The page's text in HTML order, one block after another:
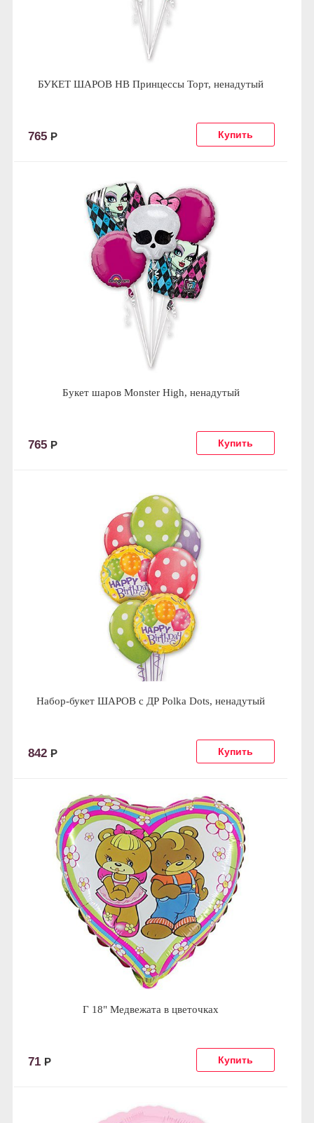
БУКЕТ ШАРОВ HB Принцессы Торт, ненадутый
765 Р
Букет шаров Monster High, ненадутый
765 Р
Набор-букет ШАРОВ с ДР Polka Dots, ненадутый
842 Р
Г 18" Медвежата в цветочках
71 Р